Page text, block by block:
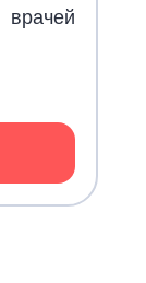
врачей